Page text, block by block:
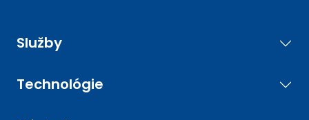
Služby
Technológie